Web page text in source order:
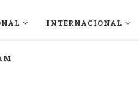
INTERNACIONAL